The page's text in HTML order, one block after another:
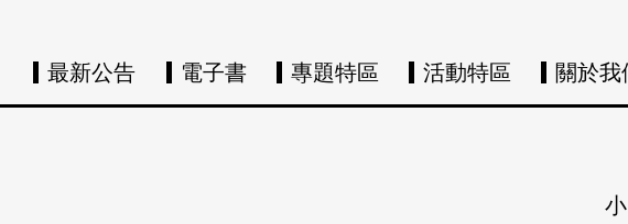
最新公告 電子書 專題特區 活動特區 關於我
小